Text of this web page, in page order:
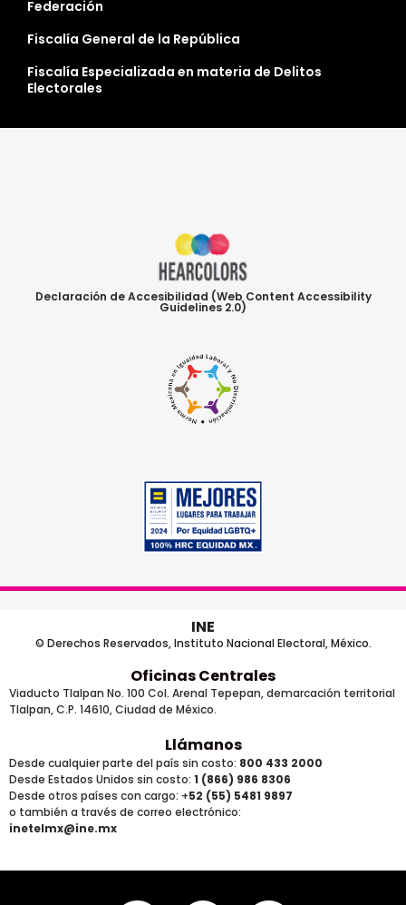
Federación
Fiscalía General de la República
Fiscalía Especializada en materia de Delitos
Electorales
Declaración de Accesibilidad (Web Content Accessibility
Guidelines 2.0)
INE
© Derechos Reservados, Instituto Nacional Electoral, México.
Oficinas Centrales
Viaducto Tlalpan No. 100 Col. Arenal Tepepan, demarcación territorial
Tlalpan, C.P. 14610, Ciudad de México.
Llámanos
Desde cualquier parte del país sin costo: 800 433 2000
Desde Estados Unidos sin costo: 1 (866) 986 8306
Desde otros países con cargo: +52 (55) 5481 9897
o también a través de correo electrónico:
inetelmx@ine.mx